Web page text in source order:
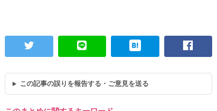
この記事の誤りを報告する・ご意見を送る